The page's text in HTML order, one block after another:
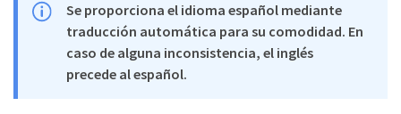
Se proporciona el idioma español mediante
traducción automática para su comodidad. En
caso de alguna inconsistencia, el inglés
precede al español.